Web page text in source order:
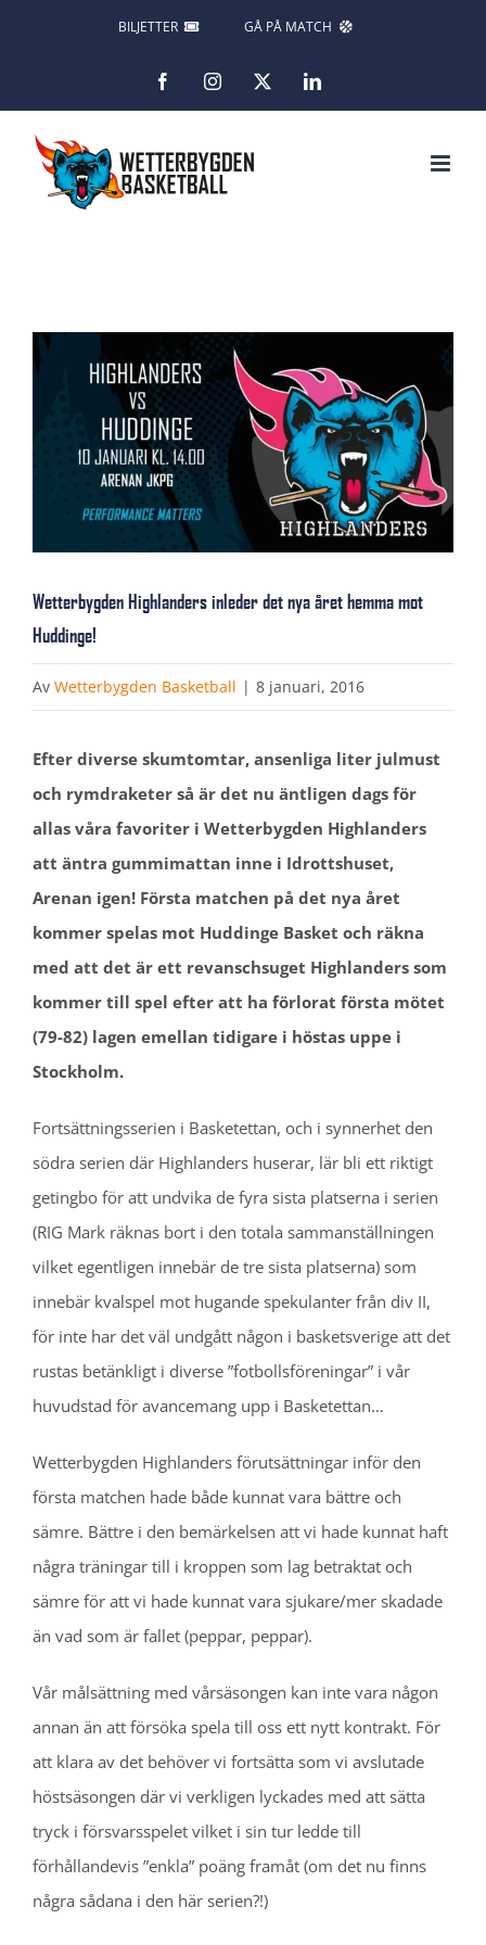
BILJETTER GÅ PÅ MATCH
FacebookInstagram LinkedIn
Visa
Wetterbygden Highlanders inleder det nya året hemma mot
Huddinge!
Av Wetterbygden Basketball | 8 januari, 2016
Efter diverse skumtomtar, ansenliga liter julmust
och rymdraketer så är det nu äntligen dags för
allas våra favoriter i Wetterbygden Highlanders
att äntra gummimattan inne i Idrottshuset,
Arenan igen! Första matchen på det nya året
kommer spelas mot Huddinge Basket och räkna
med att det är ett revanschsuget Highlanders som
kommer till spel efter att ha förlorat första mötet
(79-82) lagen emellan tidigare i höstas uppe i
Stockholm.
Fortsättningsserien i Basketettan, och i synnerhet den
södra serien där Highlanders huserar, lär bli ett riktigt
getingbo för att undvika de fyra sista platserna i serien
(RIG Mark räknas bort i den totala sammanställningen
vilket egentligen innebär de tre sista platserna) som
innebär kvalspel mot hugande spekulanter från div II,
för inte har det väl undgått någon i basketsverige att det
rustas betänkligt i diverse ”fotbollsföreningar” i vår
huvudstad för avancemang upp i Basketettan…
Wetterbygden Highlanders förutsättningar inför den
första matchen hade både kunnat vara bättre och
sämre. Bättre i den bemärkelsen att vi hade kunnat haft
några träningar till i kroppen som lag betraktat och
sämre för att vi hade kunnat vara sjukare/mer skadade
än vad som är fallet (peppar, peppar).
Vår målsättning med vårsäsongen kan inte vara någon
annan än att försöka spela till oss ett nytt kontrakt. För
att klara av det behöver vi fortsätta som vi avslutade
höstsäsongen där vi verkligen lyckades med att sätta
tryck i försvarsspelet vilket i sin tur ledde till
förhållandevis ”enkla” poäng framåt (om det nu finns
några sådana i den här serien?!)